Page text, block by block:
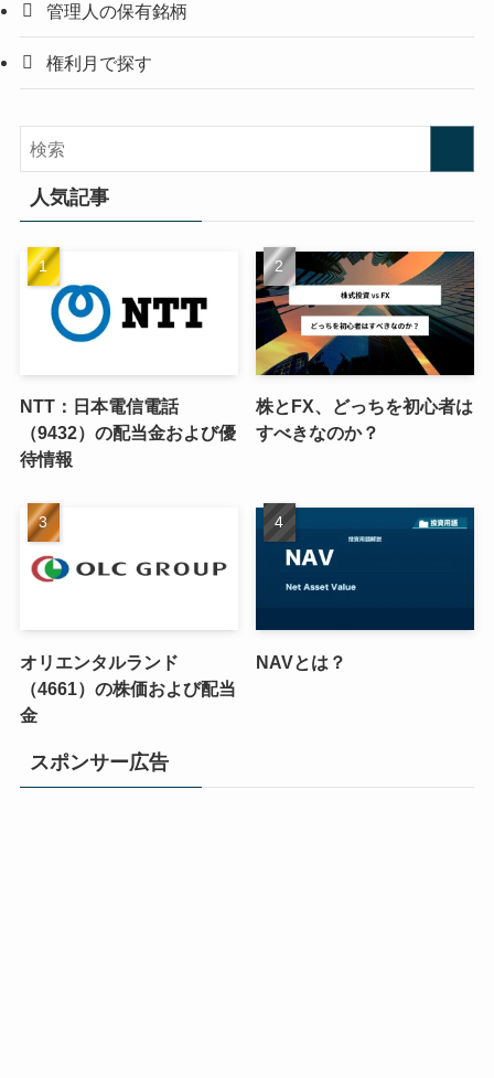
管理人の保有銘柄
権利月で探す
人気記事
NTT：日本電信電話
（9432）の配当金および優
待情報
株とFX、どっちを初心者は
すべきなのか？
オリエンタルランド
（4661）の株価および配当
金
NAVとは？
スポンサー広告